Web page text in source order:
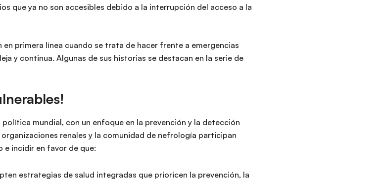
que ya no son accesibles debido a la interrupción del acceso a la
primera línea cuando se trata de hacer frente a emergencias
y continua. Algunas de sus historias se destacan en la serie de
política mundial, con un enfoque en la prevención y la detección
organizaciones renales y la comunidad de nefrología participan
e incidir en favor de que:
estrategias de salud integradas que prioricen la prevención, la